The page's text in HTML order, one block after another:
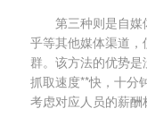
第三种则是自
乎等其他媒体渠道
群。该方法的优势
抓取速度**快，十分
考虑对应人员的薪酬